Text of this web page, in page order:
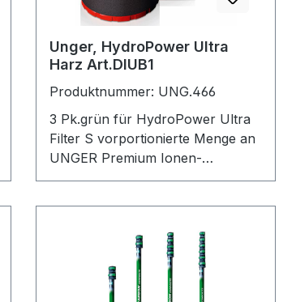
Unger, HydroPower Ultra
Harz Art.DIUB1
Produktnummer: UNG.466
3 Pk.grün für HydroPower Ultra
Filter S vorportionierte Menge an
UNGER Premium Ionen-
Austauschharz